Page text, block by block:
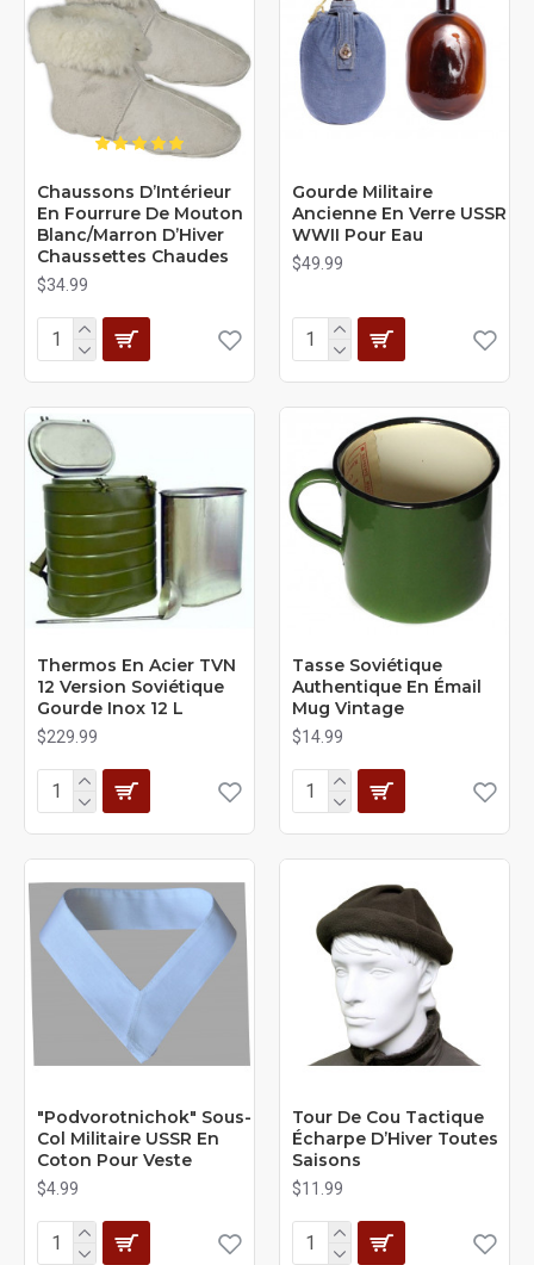
Chaussons D’Intérieur
En Fourrure De Mouton
Blanc/Marron D’Hiver
Chaussettes Chaudes
$34.99
Gourde Militaire
Ancienne En Verre USSR
WWII Pour Eau
$49.99
Thermos En Acier TVN
12 Version Soviétique
Gourde Inox 12 L
$229.99
Tasse Soviétique
Authentique En Émail
Mug Vintage
$14.99
"Podvorotnichok" Sous-
Col Militaire USSR En
Coton Pour Veste
$4.99
Tour De Cou Tactique
Écharpe D’Hiver Toutes
Saisons
$11.99